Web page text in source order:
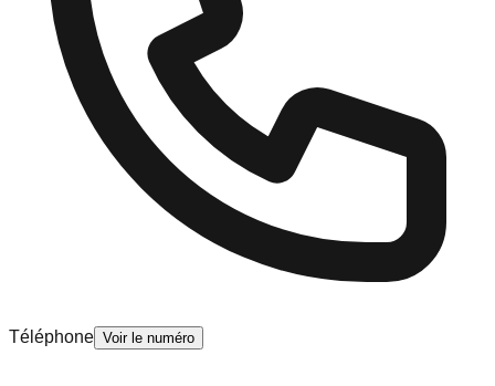
Téléphone Voir le numéro